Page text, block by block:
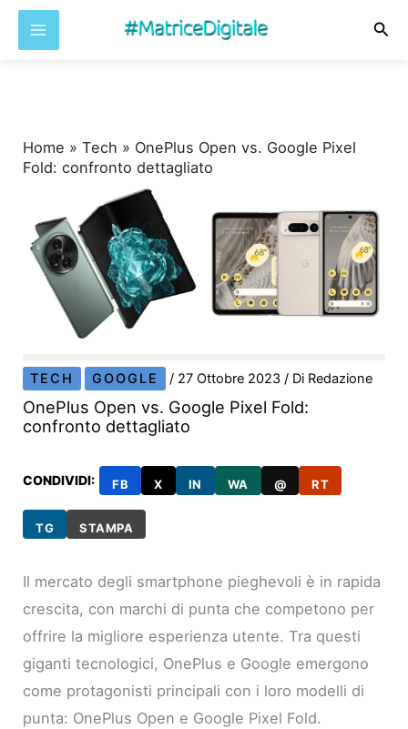
Home »Tech » OnePlus Open vs. Google Pixel
Fold: confronto dettagliato
TECH GOOGLE / 27 Ottobre 2023/ Di Redazione
OnePlus Open vs. Google Pixel Fold:
confronto dettagliato
CONDIVIDI: FB X IN WA @ RT
TG STAMPA
Il mercato degli smartphone pieghevoli è in rapida
crescita, con marchi di punta che competono per
offrire la migliore esperienza utente. Tra questi
giganti tecnologici, OnePlus e Google emergono
come protagonisti principali con i loro modelli di
punta: OnePlus Open e Google Pixel Fold.